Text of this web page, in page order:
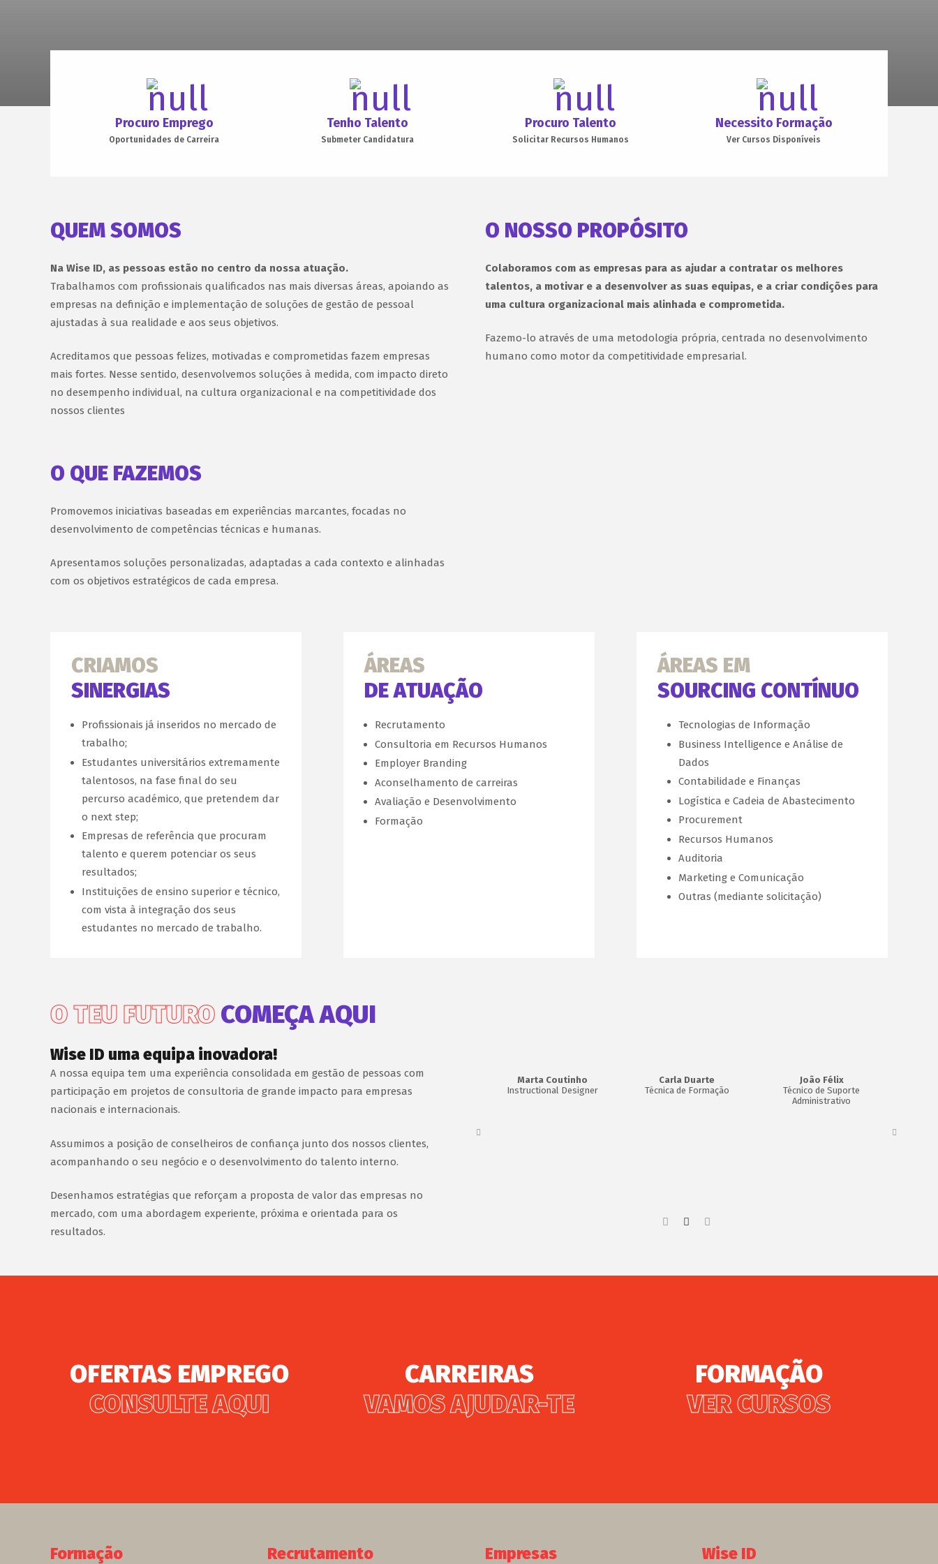
Procuro Emprego
Oportunidades de Carreira
Tenho Talento
Submeter Candidatura
Procuro Talento
Solicitar Recursos Humanos
Necessito Formação
Ver Cursos Disponíveis
QUEM SOMOS
Na Wise ID, as pessoas estão no centro da nossa atuação.
Trabalhamos com profissionais qualificados nas mais diversas áreas, apoiando as
empresas na definição e implementação de soluções de gestão de pessoal
ajustadas à sua realidade e aos seus objetivos.
Acreditamos que pessoas felizes, motivadas e comprometidas fazem empresas
mais fortes. Nesse sentido, desenvolvemos soluções à medida, com impacto direto
no desempenho individual, na cultura organizacional e na competitividade dos
nossos clientes
O NOSSO PROPÓSITO
Colaboramos com as empresas para as ajudar a contratar os melhores
talentos, a motivar e a desenvolver as suas equipas, e a criar condições para
uma cultura organizacional mais alinhada e comprometida.
Fazemo-lo através de uma metodologia própria, centrada no desenvolvimento
humano como motor da competitividade empresarial.
O QUE FAZEMOS
Promovemos iniciativas baseadas em experiências marcantes, focadas no
desenvolvimento de competências técnicas e humanas.
Apresentamos soluções personalizadas, adaptadas a cada contexto e alinhadas
com os objetivos estratégicos de cada empresa.
CRIAMOS
SINERGIAS
Profissionais já inseridos no mercado de
trabalho;
Estudantes universitários extremamente
talentosos, na fase final do seu
percurso académico, que pretendem dar
o next step;
Empresas de referência que procuram
talento e querem potenciar os seus
resultados;
Instituições de ensino superior e técnico,
com vista à integração dos seus
estudantes no mercado de trabalho.
ÁREAS
DE ATUAÇÃO
Recrutamento
Consultoria em Recursos Humanos
Employer Branding
Aconselhamento de carreiras
Avaliação e Desenvolvimento
Formação
ÁREAS EM
SOURCING CONTÍNUO
Tecnologias de Informação
Business Intelligence e Análise de
Dados
Contabilidade e Finanças
Logística e Cadeia de Abastecimento
Procurement
Recursos Humanos
Auditoria
Marketing e Comunicação
Outras (mediante solicitação)
O TEU FUTURO COMEÇA AQUI
Wise ID uma equipa inovadora!
A nossa equipa tem uma experiência consolidada em gestão de pessoas com
participação em projetos de consultoria de grande impacto para empresas
nacionais e internacionais.
Assumimos a posição de conselheiros de confiança junto dos nossos clientes,
acompanhando o seu negócio e o desenvolvimento do talento interno.
Desenhamos estratégias que reforçam a proposta de valor das empresas no
mercado, com uma abordagem experiente, próxima e orientada para os
resultados.
Idalina Teixeira
Chief Executive Officer
Sílvia Carvalho
Gestora de
Maria Marques
Técnica de Formação
Marta Coutinho
Instructional Designer
Carla Duarte
Técnica de Formação
João Félix
Técnico de Suporte
Administrativo
OFERTAS EMPREGO
CONSULTE AQUI
CARREIRAS
VAMOS AJUDAR-TE
FORMAÇÃO
VER CURSOS
Formação Recrutamento Empresas Wise ID